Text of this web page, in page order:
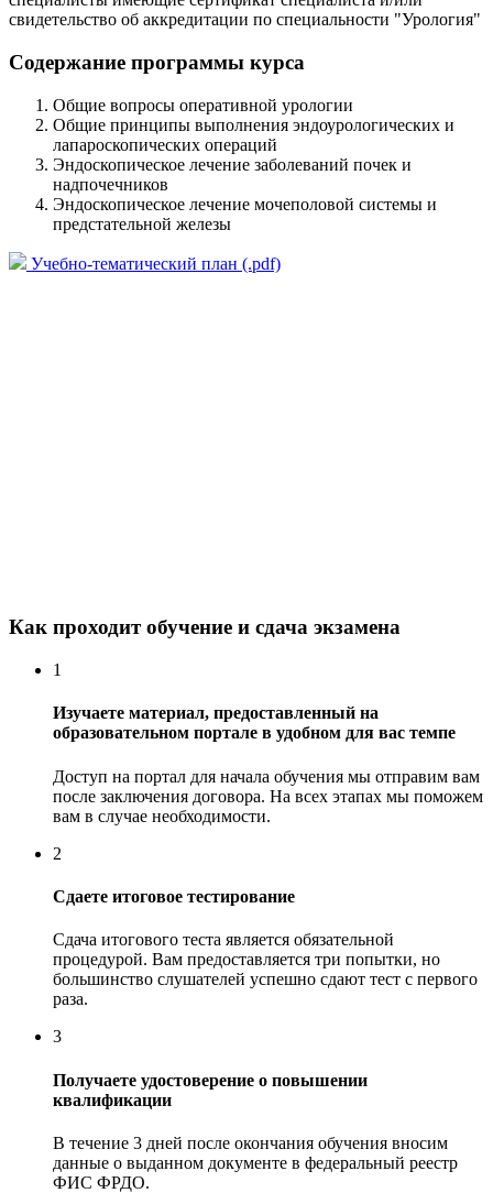
свидетельство об аккредитации по специальности "Урология"
Содержание программы курса
Общие вопросы оперативной урологии
Общие принципы выполнения эндоурологических и
лапароскопических операций
Эндоскопическое лечение заболеваний почек и
надпочечников
Эндоскопическое лечение мочеполовой системы и
предстательной железы
Учебно-тематический план (.pdf)
Как проходит обучение и сдача экзамена
1
Изучаете материал, предоставленный на
образовательном портале в удобном для вас темпе
Доступ на портал для начала обучения мы отправим вам
после заключения договора. На всех этапах мы поможем
вам в случае необходимости.
2
Сдаете итоговое тестирование
Сдача итогового теста является обязательной
процедурой. Вам предоставляется три попытки, но
большинство слушателей успешно сдают тест с первого
раза.
3
Получаете удостоверение о повышении
квалификации
В течение 3 дней после окончания обучения вносим
данные о выданном документе в федеральный реестр
ФИС ФРДО.